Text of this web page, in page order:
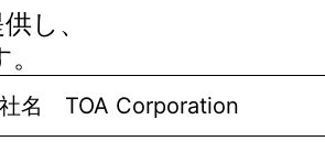
し、
TOA Corporation